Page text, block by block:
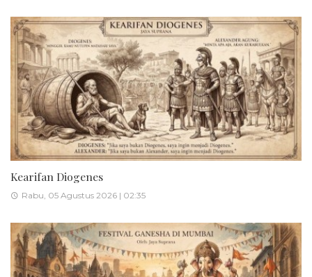
Kearifan Diogenes
Rabu, 05 Agustus 2026 | 02:35